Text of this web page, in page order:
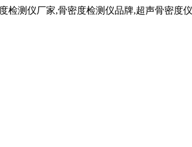
检测仪厂家,骨密度检测仪品牌,超声骨密度